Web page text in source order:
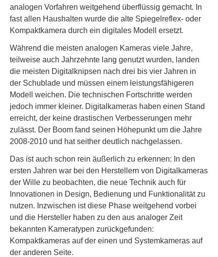
analogen Vorfahren weitgehend überflüssig gemacht. In
fast allen Haushalten wurde die alte Spiegelreflex- oder
Kompaktkamera durch ein digitales Modell ersetzt.
Während die meisten analogen Kameras viele Jahre,
teilweise auch Jahrzehnte lang genutzt wurden, landen
die meisten Digitalknipsen nach drei bis vier Jahren in
der Schublade und müssen einem leistungsfähigeren
Modell weichen. Die technischen Fortschritte werden
jedoch immer kleiner. Digitalkameras haben einen Stand
erreicht, der keine drastischen Verbesserungen mehr
zulässt. Der Boom fand seinen Höhepunkt um die Jahre
2008-2010 und hat seither deutlich nachgelassen.
Das ist auch schon rein äußerlich zu erkennen: In den
ersten Jahren war bei den Herstellern von Digitalkameras
der Wille zu beobachten, die neue Technik auch für
Innovationen in Design, Bedienung und Funktionalität zu
nutzen. Inzwischen ist diese Phase weitgehend vorbei
und die Hersteller haben zu den aus analoger Zeit
bekannten Kameratypen zurückgefunden:
Kompaktkameras auf der einen und Systemkameras auf
der anderen Seite.